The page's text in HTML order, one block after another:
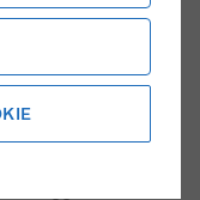
I valori saranno
riferito al ciclo
I valori ufficiali